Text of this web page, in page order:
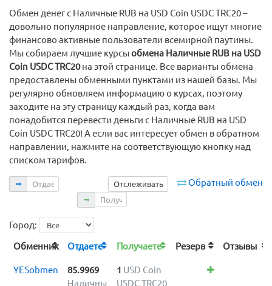
Обмен денег с Наличные RUB на USD Coin USDC TRC20 –
довольно популярное направление, которое ищут многие
финансово активные пользователи всемирной паутины.
Мы собираем лучшие курсыобмена Наличные RUB на USD
Coin USDC TRC20на этой странице. Все варианты обмена
предоставлены обменными пунктами из нашей базы. Мы
регулярно обновляем информацию о курсах, поэтому
заходите на эту страницу каждый раз, когда вам
понадобится перевести деньги с Наличные RUB на USD
Coin USDC TRC20! А если вас интересует обмен в обратном
направлении, нажмите на соответствующую кнопку над
списком тарифов.
Обратный обмен
Отслеживать
Отдаете
Получаете
Город:
Обменник Отдаете Получаете Резерв Отзывы
YESobmen
85.9969
Наличны
1 USD Coin
USDC TRC20